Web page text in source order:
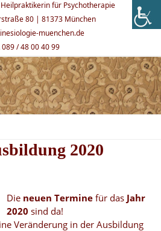
für Psychotherapie
80 | 81373 München
muenchen.de
089 / 48 00 40 99
2020
Die neuen Termine für das Jahr
2020 sind da!
Veränderung in der Ausbildung